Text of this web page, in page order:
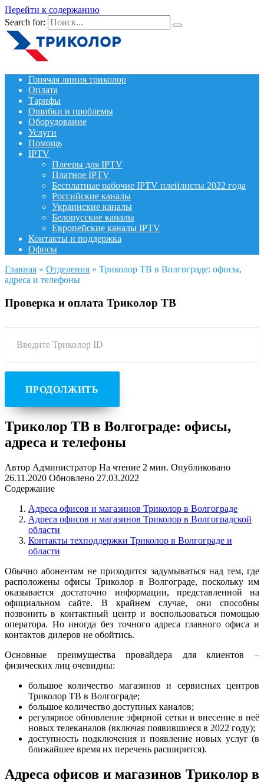
Перейти к содержанию
Search for:
Горячая линия триколор
Оплата
Тарифы
Ошибки и проблемы
Оборудование
Услуги
Помощь
IPTV
Плееры для IPTV
Платное IPTV
Бесплатные рабочие IPTV плейлисты 2022 года
Российские каналы
Украинские каналы
Белорусские каналы
Европейские каналы IPTV
Контакты и поддержка
Офисы
Главная » Отделения » Триколор ТВ в Волгограде: офисы,
адреса и телефоны
Проверка и оплата Триколор ТВ
Введите Триколор ID
ПРОДОЛЖИТЬ
Триколор ТВ в Волгограде: офисы,
адреса и телефоны
Автор Администратор На чтение 2 мин. Опубликовано
26.11.2020 Обновлено 27.03.2022
Содержание
Адреса офисов и магазинов Триколор в Волгограде
Адреса офисов и магазинов Триколор в Волгоградской
области
Контакты техподдержки Триколор в Волгограде и
области
Обычно абонентам не приходится задумываться над тем, где
расположены офисы Триколор в Волгограде, поскольку им
оказывается достаточно информации, представленной на
официальном сайте. В крайнем случае, они способны
позвонить в контактный центр и воспользоваться помощью
оператора. Но иногда без точного адреса главного офиса и
контактов дилеров не обойтись.
Основные преимущества провайдера для клиентов –
физических лиц очевидны:
большое количество магазинов и сервисных центров
Триколор ТВ в Волгограде;
большое количество доступных каналов;
регулярное обновление эфирной сетки и внесение в неё
новых телеканалов (включая появившиеся в 2022 году);
доступность подключения и появление новых услуг (в
ближайшее время их перечень расширится).
Адреса офисов и магазинов Триколор в